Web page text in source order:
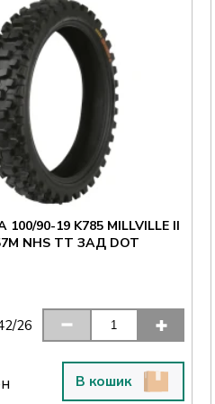
90-19 K785 MILLVILLE II
NHS TT ЗАД DOT
26
В кошик